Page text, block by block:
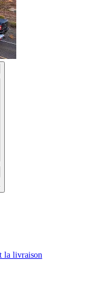
la livraison